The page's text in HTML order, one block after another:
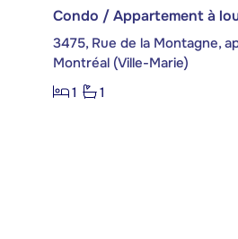
Condo / Appartement à
3475, Rue de la Montagne,
Montréal (Ville-Marie)
1
1